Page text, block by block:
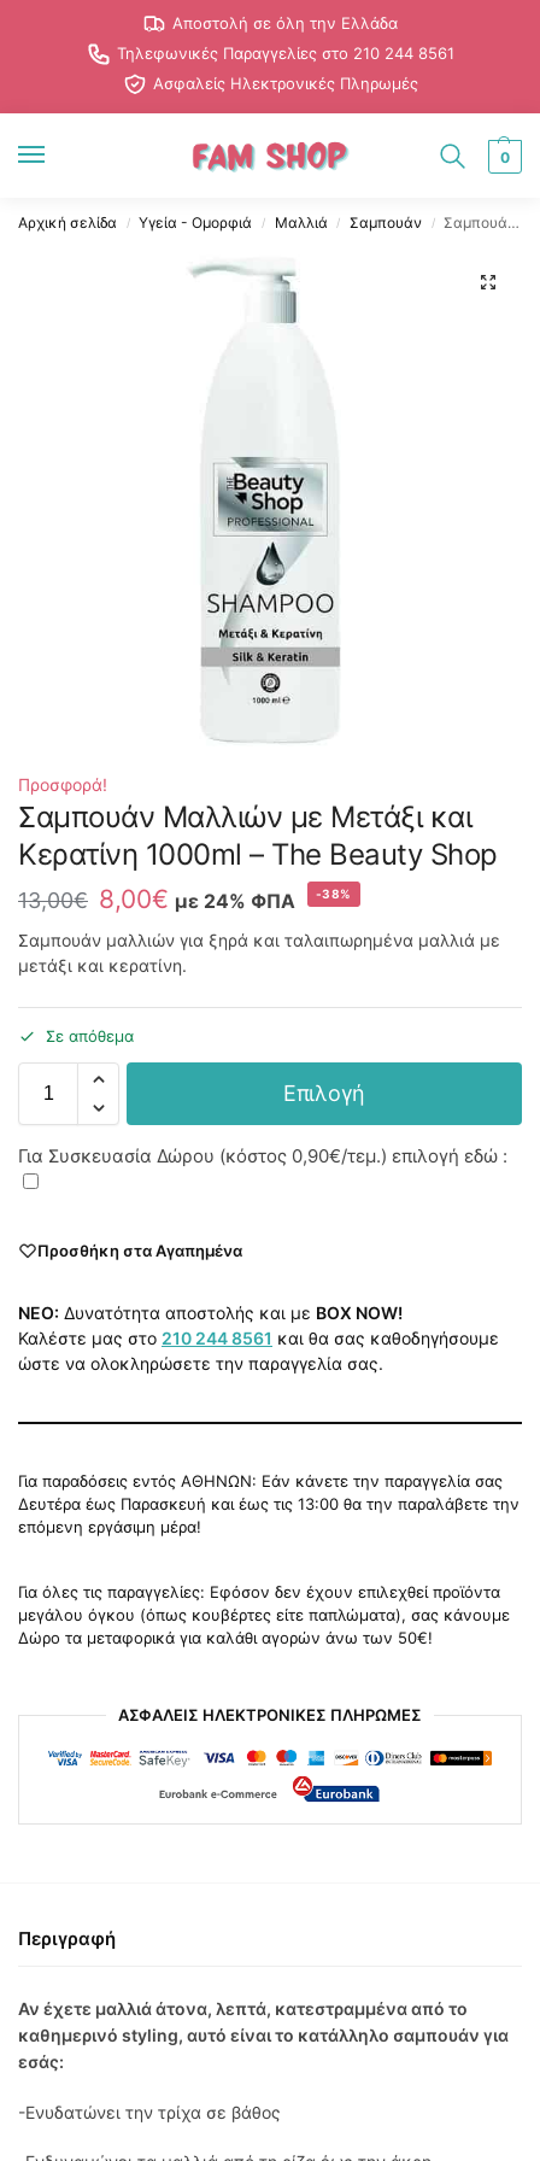
Αποστολή σε όλη την Ελλάδα
Τηλεφωνικές Παραγγελίες στο 210 244 8561
Ασφαλείς Ηλεκτρονικές Πληρωμές
0
Αρχική σελίδα / Υγεία - Ομορφιά / Μαλλιά / Σαμπουάν / Σαμπουάν Mαλλιών με Μετάξι και Κερατίνη 1000ml – The Beauty Shop
Προσφορά!
Σαμπουάν Mαλλιών με Μετάξι και
Κερατίνη 1000ml – The Beauty Shop
13,00€ 8,00€ με 24% ΦΠΑ -38%
Σαμπουάν μαλλιών για ξηρά και ταλαιπωρημένα μαλλιά με
μετάξι και κερατίνη.
Σε απόθεμα
Επιλογή
Για Συσκευασία Δώρου (κόστος 0,90€/τεμ.) επιλογή εδώ :
Προσθήκη στα Αγαπημένα
NEO: Δυνατότητα αποστολής και με BOX NOW!
Καλέστε μας στο 210 244 8561 και θα σας καθοδηγήσουμε
ώστε να ολοκληρώσετε την παραγγελία σας.
Για παραδόσεις εντός ΑΘΗΝΩΝ: Εάν κάνετε την παραγγελία σας
Δευτέρα έως Παρασκευή και έως τις 13:00 θα την παραλάβετε την
επόμενη εργάσιμη μέρα!
Για όλες τις παραγγελίες: Εφόσον δεν έχουν επιλεχθεί προϊόντα
μεγάλου όγκου (όπως κουβέρτες είτε παπλώματα), σας κάνουμε
Δώρο τα μεταφορικά για καλάθι αγορών άνω των 50€!
ΑΣΦΑΛΕΙΣ ΗΛΕΚΤΡΟΝΙΚΕΣ ΠΛΗΡΩΜΕΣ
Περιγραφή
Αν έχετε μαλλιά άτονα, λεπτά, κατεστραμμένα από το
καθημερινό styling, αυτό είναι το κατάλληλο σαμπουάν για
εσάς:
-Ενυδατώνει την τρίχα σε βάθος